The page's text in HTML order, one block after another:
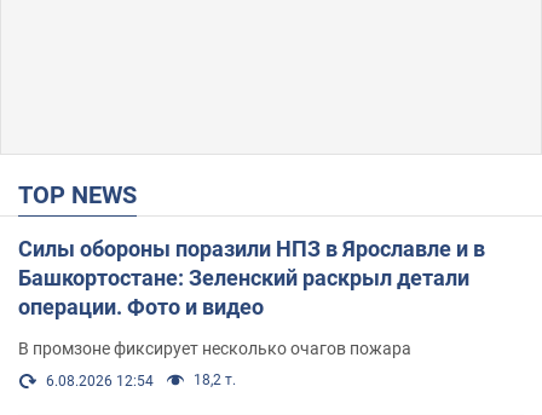
TOP NEWS
Силы обороны поразили НПЗ в Ярославле и в
Башкортостане: Зеленский раскрыл детали
операции. Фото и видео
В промзоне фиксирует несколько очагов пожара
6.08.2026 12:54 18,2 т.